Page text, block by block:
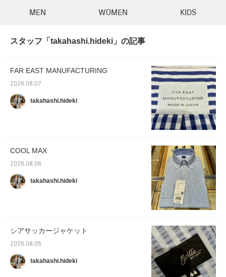
MEN WOMEN KIDS
スタッフ「takahashi.hideki」の記事
FAR EAST MANUFACTURING
2026.08.07
takahashi.hideki
COOL MAX
2026.08.06
takahashi.hideki
シアサッカージャケット
2026.08.05
takahashi.hideki